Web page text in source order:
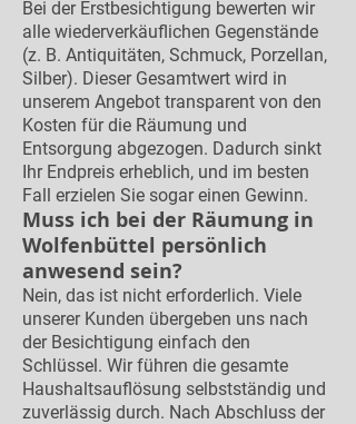
Bei der Erstbesichtigung bewerten wir
alle wiederverkäuflichen Gegenstände
(z. B. Antiquitäten, Schmuck, Porzellan,
Silber). Dieser Gesamtwert wird in
unserem Angebot transparent von den
Kosten für die Räumung und
Entsorgung abgezogen. Dadurch sinkt
Ihr Endpreis erheblich, und im besten
Fall erzielen Sie sogar einen Gewinn.
Muss ich bei der Räumung in
Wolfenbüttel persönlich
anwesend sein?
Nein, das ist nicht erforderlich. Viele
unserer Kunden übergeben uns nach
der Besichtigung einfach den
Schlüssel. Wir führen die gesamte
Haushaltsauflösung selbstständig und
zuverlässig durch. Nach Abschluss der